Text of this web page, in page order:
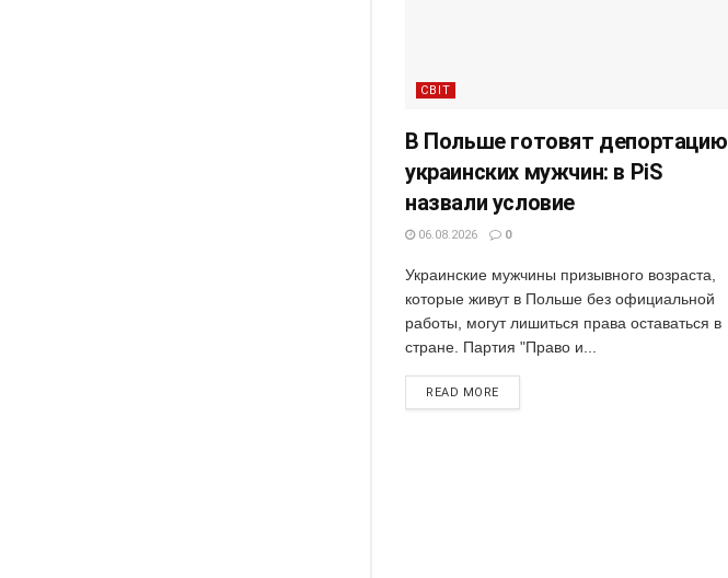
СВІТ
В Польше готовят депортацию
украинских мужчин: в PiS
назвали условие
06.08.2026 0
Украинские мужчины призывного возраста,
которые живут в Польше без официальной
работы, могут лишиться права оставаться в
стране. Партия "Право и...
READ MORE